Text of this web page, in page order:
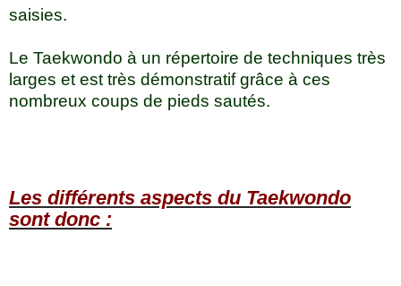
saisies.
Le Taekwondo à un répertoire de techniques très
larges et est très démonstratif grâce à ces
nombreux coups de pieds sautés.
Les différents aspects du Taekwondo
sont donc :